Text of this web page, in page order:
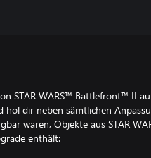
STAR WARS™ Battlefront™ II
hol dir neben sämtlichen
waren, Objekte aus STAR
enthält: